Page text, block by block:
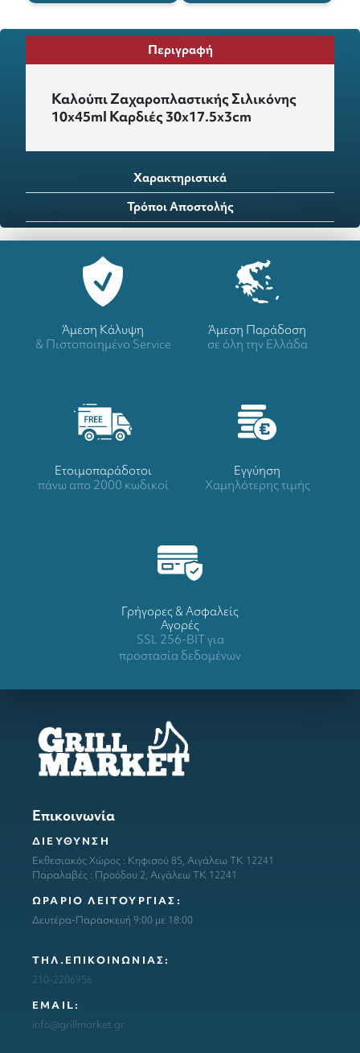
Περιγραφή
Καλούπι Ζαχαροπλαστικής Σιλικόνης
10x45ml Καρδιές 30x17.5x3cm
Χαρακτηριστικά
Τρόποι Αποστολής
Άμεση Κάλυψη
& Πιστοποιημένο Service
Άμεση Παράδοση
σε όλη την Ελλάδα
Ετοιμοπαράδοτοι
πάνω απο 2000 κωδικοί
Eγγύηση
Χαμηλότερης τιμής
Γρήγορες & Ασφαλείς
Αγορές
SSL 256-BIT για
προστασία δεδομένων
Επικοινωνία
ΔΙΕΥΘΥΝΣΗ
Εκθεσιακός Χώρος : Κηφισού 85, Αιγάλεω ΤΚ 12241
Παραλαβές : Προόδου 2, Αιγάλεω ΤΚ 12241
ΩΡΑΡΙΟ ΛΕΙΤΟΥΡΓΙΑΣ:
Δευτέρα-Παρασκευή 9:00 με 18:00
ΤΗΛ.ΕΠΙΚΟΙΝΩΝΙΑΣ:
210-2206956
ΕΜΑΙL:
info@grillmarket.gr